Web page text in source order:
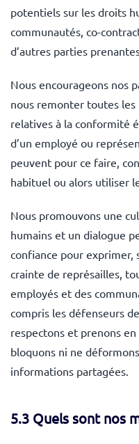
potentiels sur les droits
communautés, co-
d’autres parties
Nous encourageons nos
nous remonter toutes
relatives à la conformité
d’un employé ou
peuvent pour ce faire,
habituel ou alors utiliser
Nous promouvons une
humains et un dialogue
confiance pour exprimer,
crainte de représailles,
employés et des
compris les défenseurs
respectons et prenons
bloquons ni ne
informations partagées.
5.3 Quels sont nos